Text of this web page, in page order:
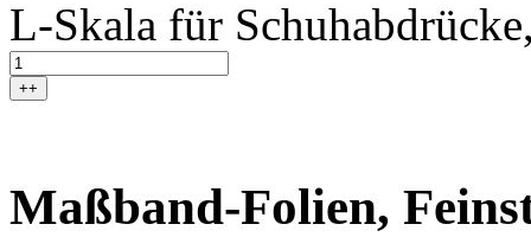
L-Skala für
++
Maßband-Folien,